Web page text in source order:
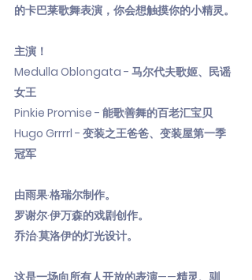
的卡巴莱歌舞表演，你会想触摸你的小精灵。
主演！
Medulla Oblongata - 马尔代夫歌姬、民谣
女王
Pinkie Promise - 能歌善舞的百老汇宝贝
Hugo Grrrrl - 变装之王爸爸、变装屋第一季
冠军
由雨果·格瑞尔制作。
罗谢尔·伊万森的戏剧创作。
乔治·莫洛伊的灯光设计。
这是一场向所有人开放的表演——精灵、驯